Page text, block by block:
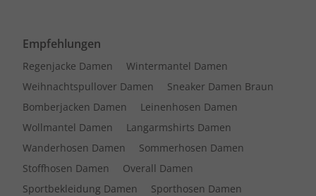
Empfehlungen
Regenjacke Damen
Wintermantel Damen
Weihnachtspullover Damen
Sneaker Damen Braun
Bomberjacken Damen
Leinenhosen Damen
Wollmantel Damen
Langarmshirts Damen
Wanderhosen Damen
Sommerhosen Damen
Stoffhosen Damen
Overall Damen
Sportbekleidung Damen
Sporthosen Damen